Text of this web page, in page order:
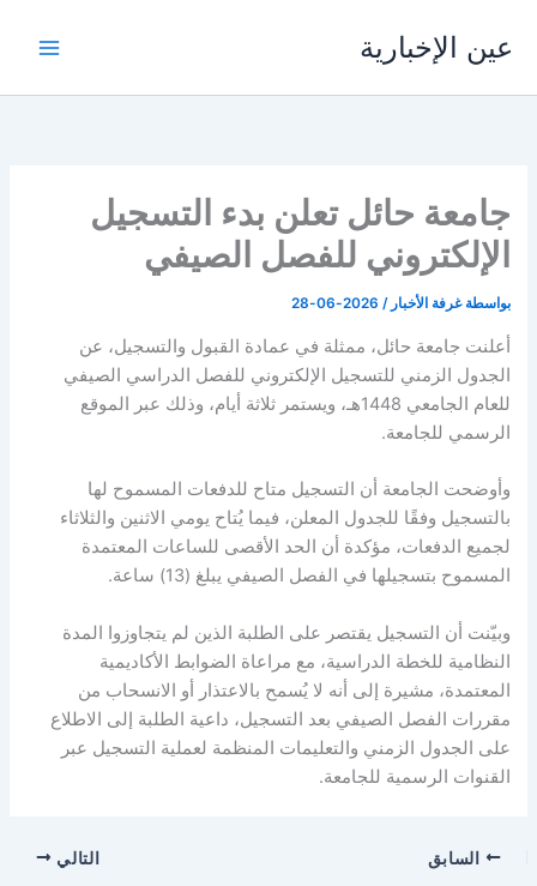
المحتوى
عين الإخبارية
جامعة حائل تعلن بدء التسجيل
الإلكتروني للفصل الصيفي
بواسطة غرفة الأخبار/
2026-06-28
أعلنت جامعة حائل، ممثلة في عمادة القبول والتسجيل، عن
الجدول الزمني للتسجيل الإلكتروني للفصل الدراسي الصيفي
للعام الجامعي 1448هـ، ويستمر ثلاثة أيام، وذلك عبر الموقع
الرسمي للجامعة.
وأوضحت الجامعة أن التسجيل متاح للدفعات المسموح لها
بالتسجيل وفقًا للجدول المعلن، فيما يُتاح يومي الاثنين والثلاثاء
لجميع الدفعات، مؤكدة أن الحد الأقصى للساعات المعتمدة
المسموح بتسجيلها في الفصل الصيفي يبلغ (13) ساعة.
وبيّنت أن التسجيل يقتصر على الطلبة الذين لم يتجاوزوا المدة
النظامية للخطة الدراسية، مع مراعاة الضوابط الأكاديمية
المعتمدة، مشيرة إلى أنه لا يُسمح بالاعتذار أو الانسحاب من
مقررات الفصل الصيفي بعد التسجيل، داعية الطلبة إلى الاطلاع
على الجدول الزمني والتعليمات المنظمة لعملية التسجيل عبر
القنوات الرسمية للجامعة.
السابق التالي